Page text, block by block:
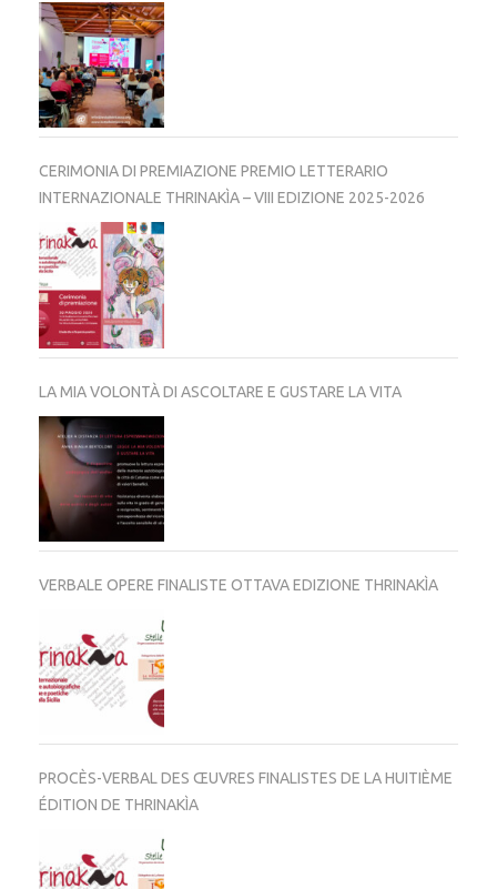
CERIMONIA DI PREMIAZIONE PREMIO LETTERARIO
INTERNAZIONALE THRINAKÌA – VIII EDIZIONE 2025-2026
LA MIA VOLONTÀ DI ASCOLTARE E GUSTARE LA VITA
VERBALE OPERE FINALISTE OTTAVA EDIZIONE THRINAKÌA
PROCÈS-VERBAL DES ŒUVRES FINALISTES DE LA HUITIÈME
ÉDITION DE THRINAKÌA